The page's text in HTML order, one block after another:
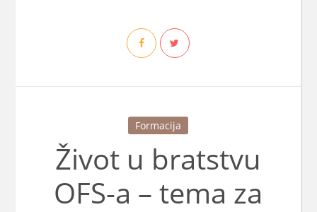
Formacija
Život u bratstvu
OFS-a – tema za